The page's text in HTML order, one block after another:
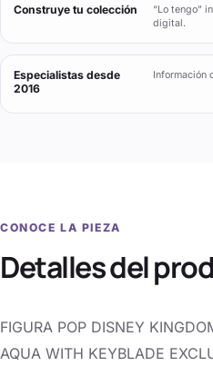
Construye tu colección
“Lo tengo”
digital.
Especialistas desde
2016
Información
CONOCE LA PIEZA
Detalles del
FIGURA POP DISNEY
AQUA WITH KEYBLADE